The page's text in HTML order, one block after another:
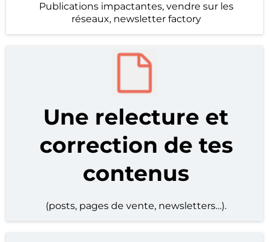
Publications impactantes, vendre sur les
réseaux, newsletter factory
Une relecture et
correction de tes
contenus
(posts, pages de vente, newsletters…).